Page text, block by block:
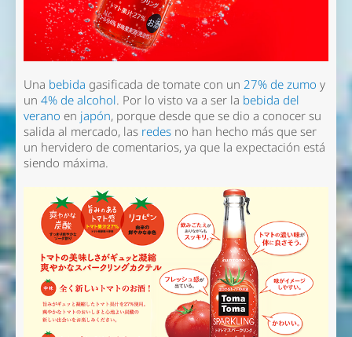
Una bebida gasificada de tomate con un 27% de zumo y
un 4% de alcohol. Por lo visto va a ser la bebida del
verano en japón, porque desde que se dio a conocer su
salida al mercado, las redesno han hecho más que ser
un hervidero de comentarios, ya que la expectación está
siendo máxima.